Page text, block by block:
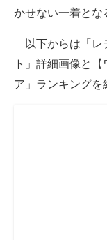
かせない一着とな
以下からは「レ
ト」詳細画像と
ア」ランキングを